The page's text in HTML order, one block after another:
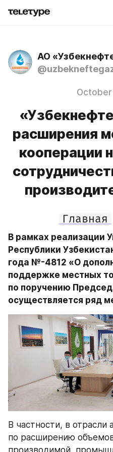
АО
October
расширения
кооперации
Главная
В рамках реализации
Республики
года №-4812 «О
поддержке местных
по поручению
осуществляется ряд
В частности, в отрасли
по расширению